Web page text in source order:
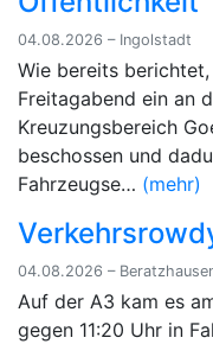
04.08.2026 – Ingolstadt
Wie bereits
Freitagabend ein an
Kreuzungsbereich
beschossen und
Fahrzeugse… (mehr)
04.08.2026 –
Auf der A3 kam es
gegen 11:20 Uhr in